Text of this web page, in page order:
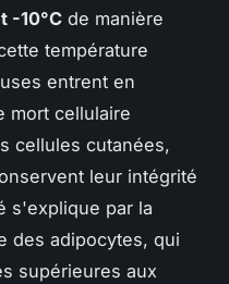
-10°C de manière
température
entrent en
mort cellulaire
cellules cutanées,
leur intégrité
s'explique par la
des adipocytes, qui
supérieures aux